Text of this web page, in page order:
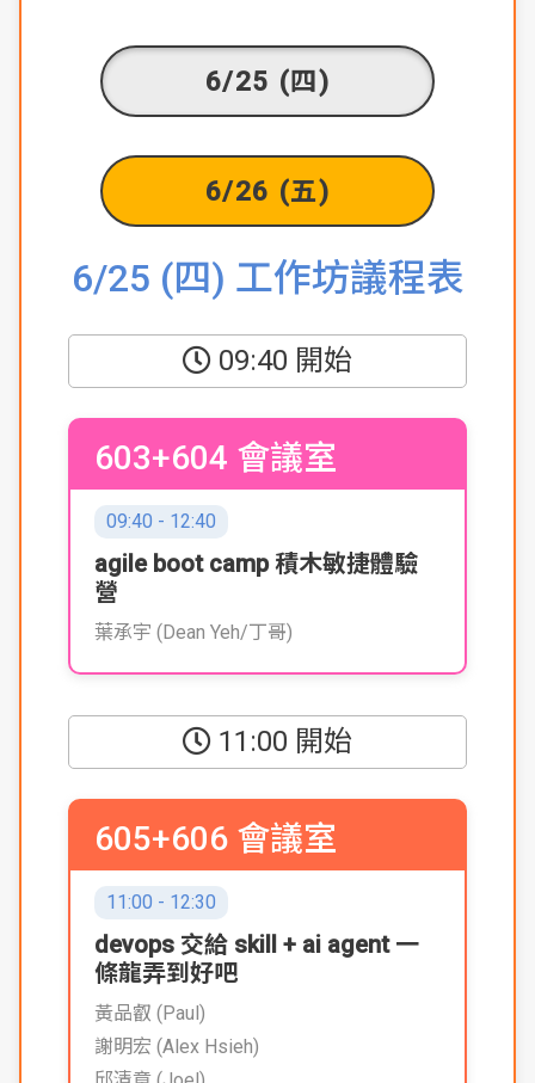
6/25 (四)
6/26 (五)
6/25 (四) 工作坊議程表
09:40 開始
603+604 會議室
09:40 - 12:40
agile boot camp 積木敏捷體驗
營
葉承宇 (Dean Yeh/丁哥)
11:00 開始
605+606 會議室
11:00 - 12:30
devops 交給 skill + ai agent 一
條龍弄到好吧
黃品叡 (Paul)
謝明宏 (Alex Hsieh)